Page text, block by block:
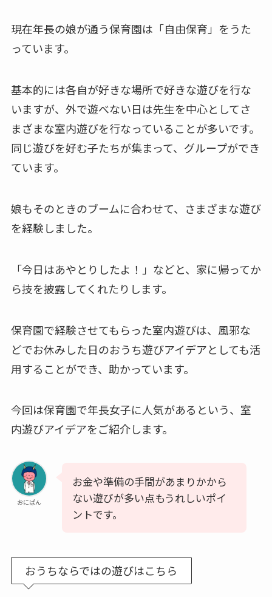
現在年長の娘が通う保育園は「自由保育」をうた
っています。
基本的には各自が好きな場所で好きな遊びを行な
いますが、外で遊べない日は先生を中心としてさ
まざまな室内遊びを行なっていることが多いです。
同じ遊びを好む子たちが集まって、グループができ
ています。
娘もそのときのブームに合わせて、さまざまな遊び
を経験しました。
「今日はあやとりしたよ！」などと、家に帰ってか
ら技を披露してくれたりします。
保育園で経験させてもらった室内遊びは、風邪な
どでお休みした日のおうち遊びアイデアとしても活
用することができ、助かっています。
今回は保育園で年長女子に人気があるという、室
内遊びアイデアをご紹介します。
おにぱん
お金や準備の手間があまりかから
ない遊びが多い点もうれしいポイ
ントです。
おうちならではの遊びはこちら